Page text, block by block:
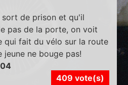
sort de prison et qu'il
pas de la porte, on voit
qui fait du vélo sur la route
ne bouge pas!
409 vote(s)